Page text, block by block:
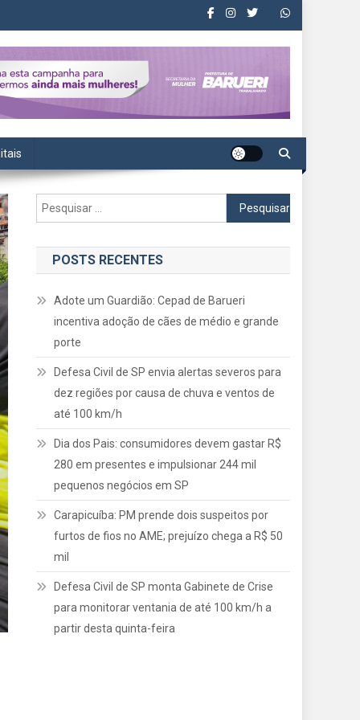
Pesquisar
por:
POSTS RECENTES
Adote um Guardião: Cepad de Barueri
incentiva adoção de cães de médio e grande
porte
Defesa Civil de SP envia alertas severos para
dez regiões por causa de chuva e ventos de
até 100 km/h
Dia dos Pais: consumidores devem gastar R$
280 em presentes e impulsionar 244 mil
pequenos negócios em SP
Carapicuíba: PM prende dois suspeitos por
furtos de fios no AME; prejuízo chega a R$ 50
mil
Defesa Civil de SP monta Gabinete de Crise
para monitorar ventania de até 100 km/h a
partir desta quinta-feira